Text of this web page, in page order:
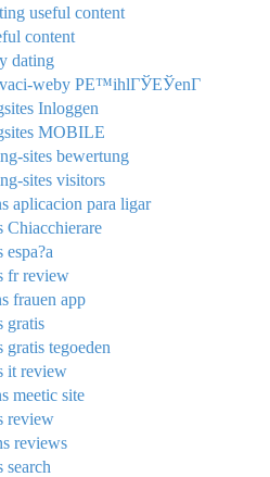
useful content
content
dating
weby PЕ™ihlГЎЕЎenГ­
Inloggen
MOBILE
sites bewertung
sites visitors
aplicacion para ligar
Chiacchierare
fr review
frauen app
gratis
tegoeden
it review
meetic site
review
reviews
search